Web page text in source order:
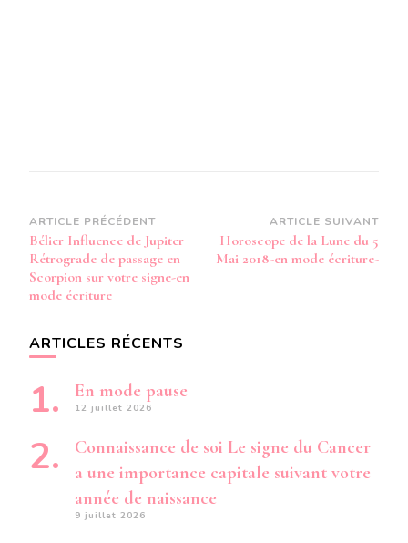
Navigation
d’article
ARTICLE PRÉCÉDENT
Bélier Influence de Jupiter
Rétrograde de passage en
Scorpion sur votre signe-en
mode écriture
ARTICLE SUIVANT
Horoscope de la Lune du 5
Mai 2018-en mode écriture-
ARTICLES RÉCENTS
En mode pause
12 juillet 2026
Connaissance de soi Le signe du Cancer
a une importance capitale suivant votre
année de naissance
9 juillet 2026